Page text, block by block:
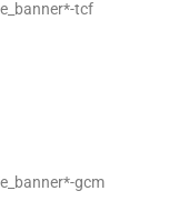
tcf
gcm